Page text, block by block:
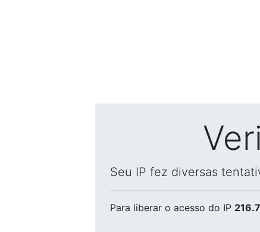
Seu IP fez diversas
Para liberar o acesso do IP